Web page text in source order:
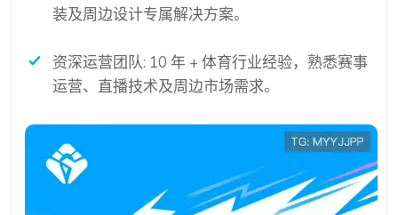
装及周边设计专属解决方案。
资深运营团队: 10 年 + 体育行业经验，熟悉赛事
运营、直播技术及周边市场需求。